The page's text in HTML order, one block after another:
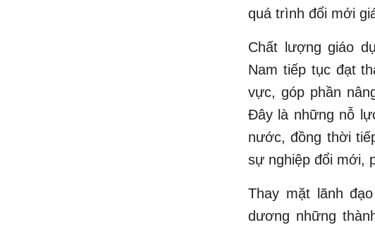
quá trình đổi mới
Chất lượng giáo
Nam tiếp tục đạt
vực, góp phần
Đây là những nỗ
nước, đồng thời
sự nghiệp đổi mới,
Thay mặt lãnh
dương những